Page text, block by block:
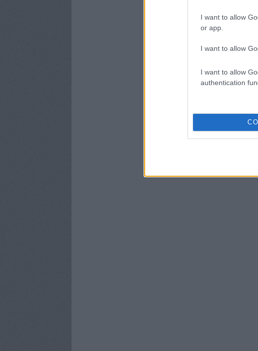
I want to allow
or app.
I want to allow
I want to allow
authentication